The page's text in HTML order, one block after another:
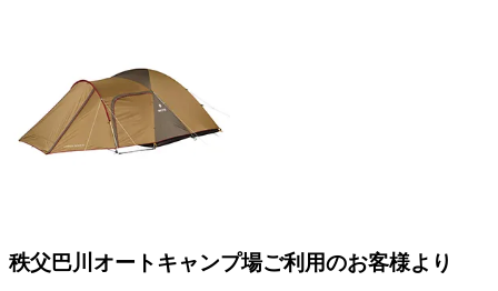
秩父巴川オートキャンプ場ご利用のお客様より